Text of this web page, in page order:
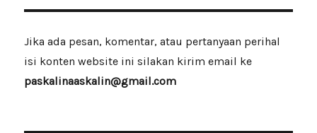
Jika ada pesan, komentar, atau pertanyaan perihal
isi konten website ini silakan kirim email ke
paskalinaaskalin@gmail.com